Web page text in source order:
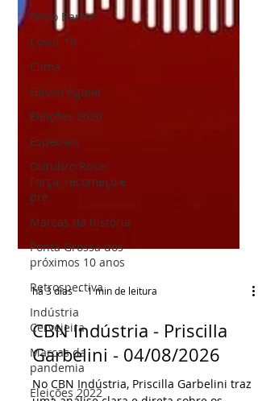
Silvio Barros
Covid-19
Clima
Gilson Aguiar
Eleições 2020
Especiais
Outubro Rosa:
Força, recomeço e
pre
Marcas da história
Ponta Grossa dos
próximos 10 anos
Retrospectiva
Indústria
Cervejeira
Marcas da
pandemia
Eleições 2022
há 3 dias 1 min de leitura
CBN Indústria - Priscilla
Garbelini - 04/08/2026